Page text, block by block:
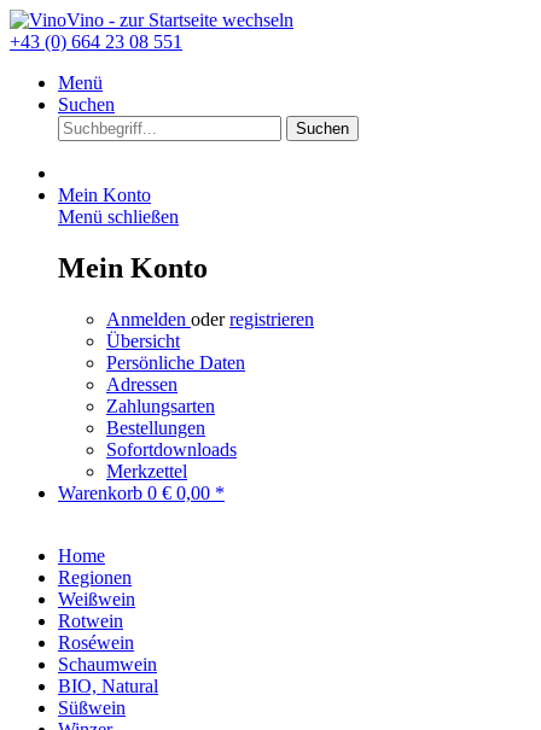
+43 (0) 664 23 08 551
Menü
Suchen
Suchen
Mein Konto
Menü schließen
Mein Konto
Anmelden oderregistrieren
Übersicht
Persönliche Daten
Adressen
Zahlungsarten
Bestellungen
Sofortdownloads
Merkzettel
Warenkorb 0 € 0,00 *
Home
Regionen
Weißwein
Rotwein
Roséwein
Schaumwein
BIO, Natural
Süßwein